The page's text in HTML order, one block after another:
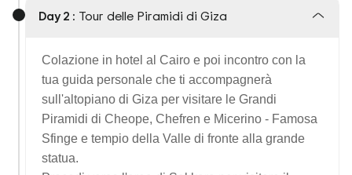
Day 2 : Tour delle Piramidi di Giza
Colazione in hotel al Cairo e poi incontro con la
tua guida personale che ti accompagnerà
sull'altopiano di Giza per visitare le Grandi
Piramidi di Cheope, Chefren e Micerino - Famosa
Sfinge e tempio della Valle di fronte alla grande
statua.